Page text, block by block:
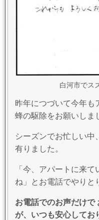
白河市でス
昨年につづいて今年も
蜂の駆除をお願いしま
シーズンでお忙しい中
有りました。
「今、アパートに来
ね」とお電話でやりと
お電話でのお声だけで
が、いつも安心してお